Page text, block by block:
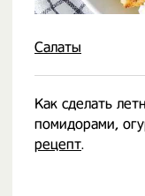
Салаты
Как сделать
помидорами,
рецепт.